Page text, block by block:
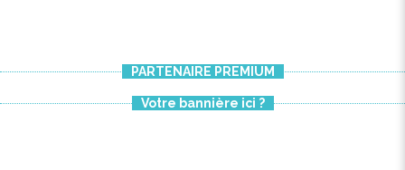
PARTENAIRE PREMIUM
Votre bannière ici ?